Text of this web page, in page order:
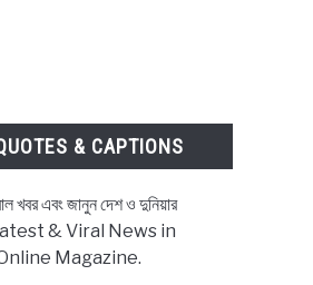
& CAPTIONS
খবর এবং জানুন দেশ ও দুনিয়ার
Latest & Viral News in
Magazine.